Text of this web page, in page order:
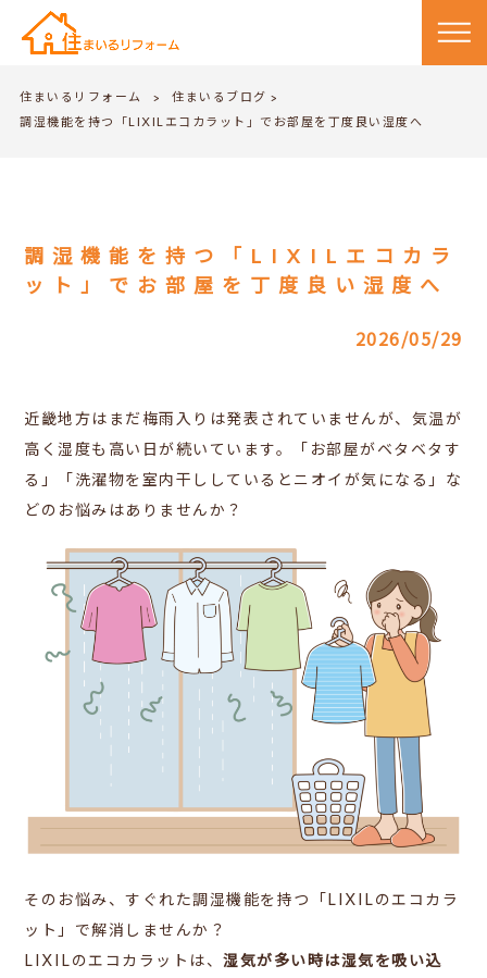
住まいるリフォーム > 住まいるブログ >
調湿機能を持つ「LIXILエコカラット」でお部屋を丁度良い湿度へ
調湿機能を持つ「LIXILエコカラ
ット」でお部屋を丁度良い湿度へ
2026/05/29
近畿地方はまだ梅雨入りは発表されていませんが、気温が
高く湿度も高い日が続いています。「お部屋がベタベタす
る」「洗濯物を室内干ししているとニオイが気になる」な
どのお悩みはありませんか？
そのお悩み、すぐれた調湿機能を持つ「LIXILのエコカラ
ット」で解消しませんか？
LIXILのエコカラットは、湿気が多い時は湿気を吸い込